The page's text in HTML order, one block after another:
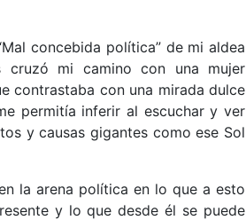
concebida política” de mi aldea
cruzó mi camino con una mujer
contrastaba con una mirada dulce
permitía inferir al escuchar y ver
y causas gigantes como ese Sol
la arena política en lo que a esto
y lo que desde él se puede